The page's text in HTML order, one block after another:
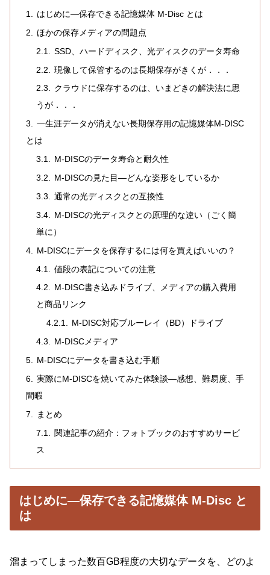
はじめに―保存できる記憶媒体 M-Disc とは
ほかの保存メディアの問題点
SSD、ハードディスク、光ディスクのデータ寿命
現像して保管するのは長期保存がきくが．．．
クラウドに保存するのは、いまどきの解決法に思
うが．．．
一生涯データが消えない長期保存用の記憶媒体M-DISC
とは
M-DISCのデータ寿命と耐久性
M-DISCの見た目―どんな姿形をしているか
通常の光ディスクとの互換性
M-DISCの光ディスクとの原理的な違い（ごく簡
単に）
M-DISCにデータを保存するには何を買えばいいの？
値段の表記についての注意
M-DISC書き込みドライブ、メディアの購入費用
と商品リンク
M-DISC対応ブルーレイ（BD）ドライブ
M-DISCメディア
M-DISCにデータを書き込む手順
実際にM-DISCを焼いてみた体験談―感想、難易度、手
間暇
まとめ
関連記事の紹介：フォトブックのおすすめサービ
ス
はじめに―保存できる記憶媒体 M-Disc と
は
溜まってしまった数百GB程度の大切なデータを、どのよ